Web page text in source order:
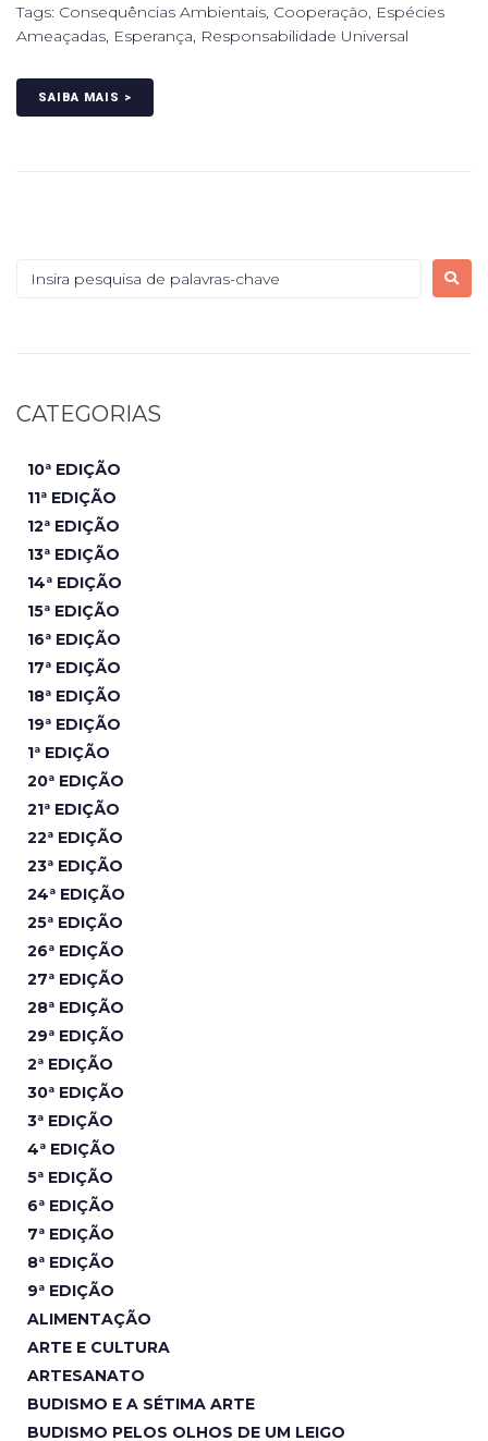
Tags: Consequências Ambientais, Cooperação, Espécies
Ameaçadas, Esperança, Responsabilidade Universal
SAIBA MAIS >
CATEGORIAS
10ª EDIÇÃO
11ª EDIÇÃO
12ª EDIÇÃO
13ª EDIÇÃO
14ª EDIÇÃO
15ª EDIÇÃO
16ª EDIÇÃO
17ª EDIÇÃO
18ª EDIÇÃO
19ª EDIÇÃO
1ª EDIÇÃO
20ª EDIÇÃO
21ª EDIÇÃO
22ª EDIÇÃO
23ª EDIÇÃO
24ª EDIÇÃO
25ª EDIÇÃO
26ª EDIÇÃO
27ª EDIÇÃO
28ª EDIÇÃO
29ª EDIÇÃO
2ª EDIÇÃO
30ª EDIÇÃO
3ª EDIÇÃO
4ª EDIÇÃO
5ª EDIÇÃO
6ª EDIÇÃO
7ª EDIÇÃO
8ª EDIÇÃO
9ª EDIÇÃO
ALIMENTAÇÃO
ARTE E CULTURA
ARTESANATO
BUDISMO E A SÉTIMA ARTE
BUDISMO PELOS OLHOS DE UM LEIGO